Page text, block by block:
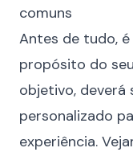
comuns
Antes de tudo,
propósito do
objetivo, deverá
personalizado
experiência.